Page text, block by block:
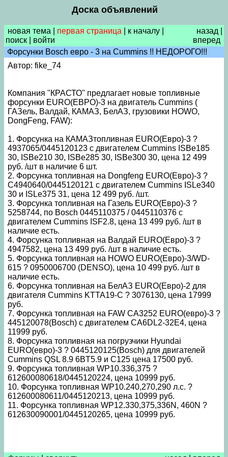
Доска объявлений
новая тема первая страница к началу
поиск
войти
назад
вперед
Форсунки Bosch евро - 3 на Cummins !! НЕДОРОГО!!!
Автор: fike_74
Компания "КРАСТО" предлагает новые топливные
форсунки EURO(ЕВРО)-3 на двигатель Cummins (
ГАЗель, Валдай, КАМАЗ, БелАЗ, грузовики HOWO,
DongFeng, FAW):
1. Форсунка на КАМАЗтопливная EURO(Евро)-3 ?
4937065/0445120123 с двигателем Cummins ISBe185
30, ISBe210 30, ISBe285 30, ISBe300 30, цена 12 499
руб. /шт в наличие 6 шт.
2. Форсунка топливная на Dongfeng EURO(Евро)-3 ?
С4940640/0445120121 с двигателем Cummins ISLe340
30 и ISLe375 31, цена 12 499 руб. /шт.
3. Форсунка топливная на Газель EURO(Евро)-3 ?
5258744, по Bosch 0445110375 / 0445110376 с
двигателем Cummins ISF2.8, цена 13 499 руб. /шт в
наличие есть.
4. Форсунка топливная на Валдай EURO(Евро)-3 ?
4947582, цена 13 499 руб. /шт в наличие есть.
5. Форсунка топливная на HOWO EURO(Евро)-3/WD-
615 ? 0950006700 (DENSO), цена 10 499 руб. /шт в
наличие есть.
6. Форсунка топливная на БелАЗ EURO(Евро)-2 для
двигателя Cummins KTTA19-C ? 3076130, цена 17999
руб.
7. Форсунка топливная на FAW CA3252 EURO(евро)-3 ?
445120078(Bosch) с двигателем СА6DL2-32E4, цена
11999 руб.
8. Форсунка топливная на погрузчики Hyundai
EURO(евро)-3 ? 0445120125(Bosch) для двигателей
Cummins QSL 8.9 6BT5.9 и C125 цена 17500 руб.
9. Форсунка топливная WP10.336,375 ?
612600080618/0445120224, цена 10999 руб.
10. Форсунка топливная WP10.240,270,290 л.с. ?
612600080611/0445120213, цена 10999 руб.
11. Форсунка топливная WP12.330,375,336N, 460N ?
612630090001/0445120265, цена 10999 руб.